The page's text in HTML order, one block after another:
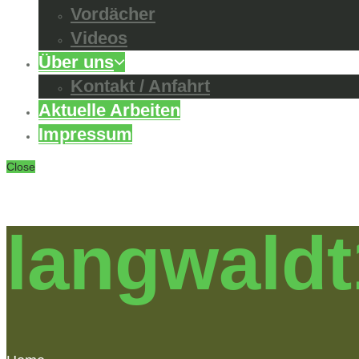
Vordächer
Videos
Über uns
Kontakt / Anfahrt
Aktuelle Arbeiten
Impressum
Close